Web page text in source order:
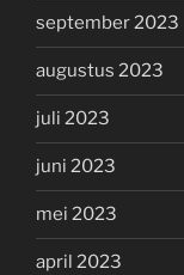
september 2023
augustus 2023
juli 2023
juni 2023
mei 2023
april 2023